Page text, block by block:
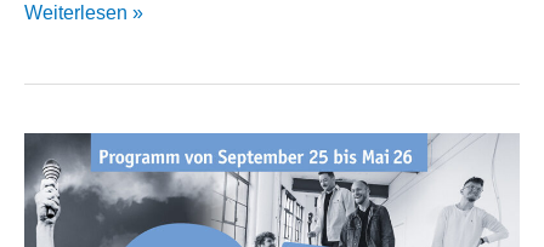
Gesangskapelle
cappella
mit
Schmäh
Weiterlesen »